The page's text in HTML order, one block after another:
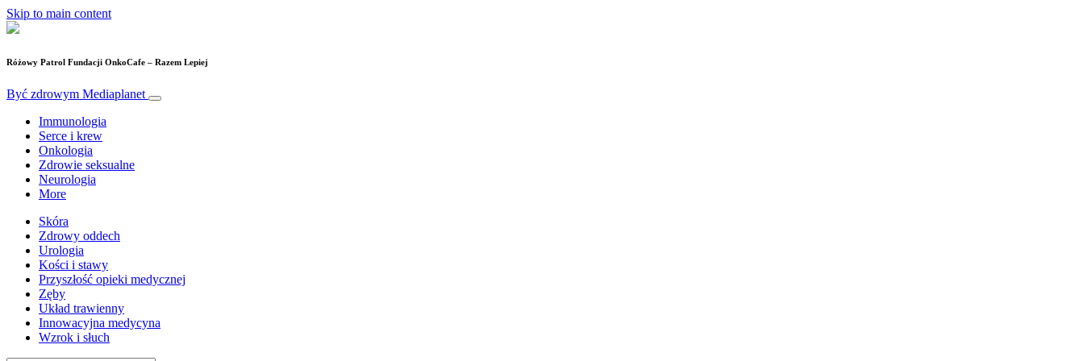
Skip to main content
Różowy Patrol Fundacji OnkoCafe – Razem Lepiej
Być zdrowym Mediaplanet
Immunologia
Serce i krew
Onkologia
Zdrowie seksualne
Neurologia
More
Skóra
Zdrowy oddech
Urologia
Kości i stawy
Przyszłość opieki medycznej
Zęby
Układ trawienny
Innowacyjna medycyna
Wzrok i słuch